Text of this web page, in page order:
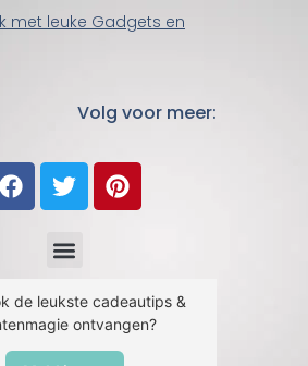
met leuke Gadgets en
Volg voor meer:
de leukste cadeautips &
ontvangen?